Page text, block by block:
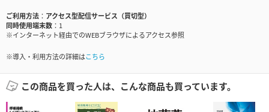
ご利用方法
アクセス型配信サービス（買切型）
同時使用端末数
1
※インターネット経由でのWEBブラウザによるアクセス参照
※導入・利用方法の詳細はこちら
この商品を買った人は、こんな商品も買っています。